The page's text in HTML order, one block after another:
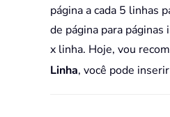
página a cada 5 linhas
de página para
x linha. Hoje, vou
Linha, você pode